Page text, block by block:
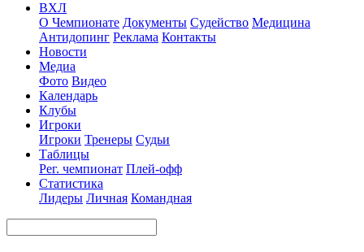
ВХЛ
О Чемпионате Документы Судейство Медицина
Антидопинг Реклама Контакты
Новости
Медиа
Фото Видео
Календарь
Клубы
Игроки
Игроки Тренеры Судьи
Таблицы
Рег. чемпионат Плей-офф
Статистика
Лидеры Личная Командная